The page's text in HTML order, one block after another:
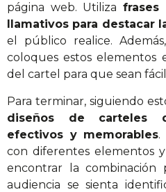
página web. Utiliza frases
llamativos para destacar
el público realice.
coloques estos
del cartel para que sean
Para terminar, siguiendo
diseños de carteles
efectivos y memorables.
con diferentes elementos
encontrar la
audiencia se sienta